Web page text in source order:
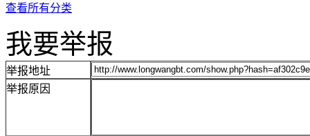
查看所有分类
我要举报
举报地址
举报原因